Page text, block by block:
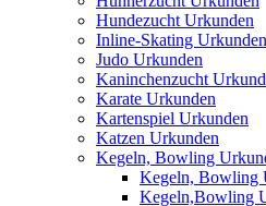
Hundezucht Urkunden
Inline-Skating Urkunden
Judo Urkunden
Kaninchenzucht
Karate Urkunden
Kartenspiel Urkunden
Katzen Urkunden
Kegeln, Bowling
Kegeln, Bowling
Kegeln,Bowling